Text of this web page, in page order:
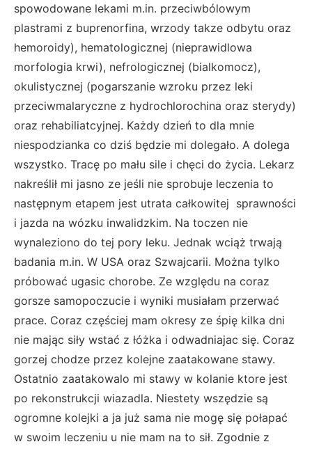
spowodowane lekami m.in. przeciwbólowym
plastrami z buprenorfina, wrzody takze odbytu oraz
hemoroidy), hematologicznej (nieprawidlowa
morfologia krwi), nefrologicznej (bialkomocz),
okulistycznej (pogarszanie wzroku przez leki
przeciwmalaryczne z hydrochlorochina oraz sterydy)
oraz rehabiliatcyjnej. Każdy dzień to dla mnie
niespodzianka co dziś będzie mi dolegało. A dolega
wszystko. Tracę po mału sile i chęci do życia. Lekarz
nakreślił mi jasno ze jeśli nie sprobuje leczenia to
następnym etapem jest utrata całkowitej sprawności
i jazda na wózku inwalidzkim. Na toczen nie
wynaleziono do tej pory leku. Jednak wciąż trwają
badania m.in. W USA oraz Szwajcarii. Można tylko
próbować ugasic chorobe. Ze względu na coraz
gorsze samopoczucie i wyniki musiałam przerwać
prace. Coraz częściej mam okresy ze śpię kilka dni
nie mając siły wstać z łóżka i odwadniajac się. Coraz
gorzej chodze przez kolejne zaatakowane stawy.
Ostatnio zaatakowalo mi stawy w kolanie ktore jest
po rekonstrukcji wiazadla. Niestety wszędzie są
ogromne kolejki a ja już sama nie mogę się połapać
w swoim leczeniu u nie mam na to sił. Zgodnie z